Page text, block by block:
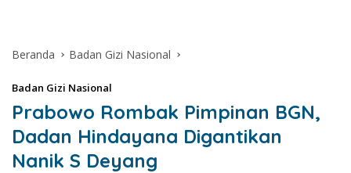
Beranda Badan Gizi Nasional
Badan Gizi Nasional
Prabowo Rombak Pimpinan BGN,
Dadan Hindayana Digantikan
Nanik S Deyang